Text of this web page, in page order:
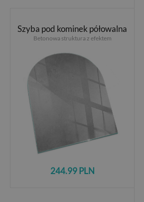
Szyba pod kominek półowalna
Betonowa struktura z efektem
244.99 PLN